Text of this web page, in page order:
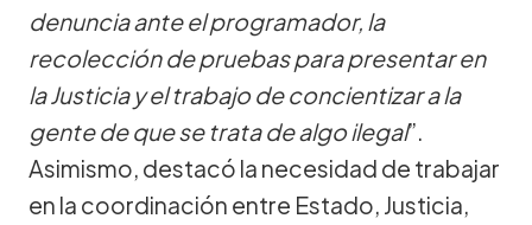
denuncia ante el programador, la
recolección de pruebas para presentar en
la Justicia y el trabajo de concientizar a la
gente de que se trata de algo ilegal”.
Asimismo, destacó la necesidad de trabajar
en la coordinación entre Estado, Justicia,